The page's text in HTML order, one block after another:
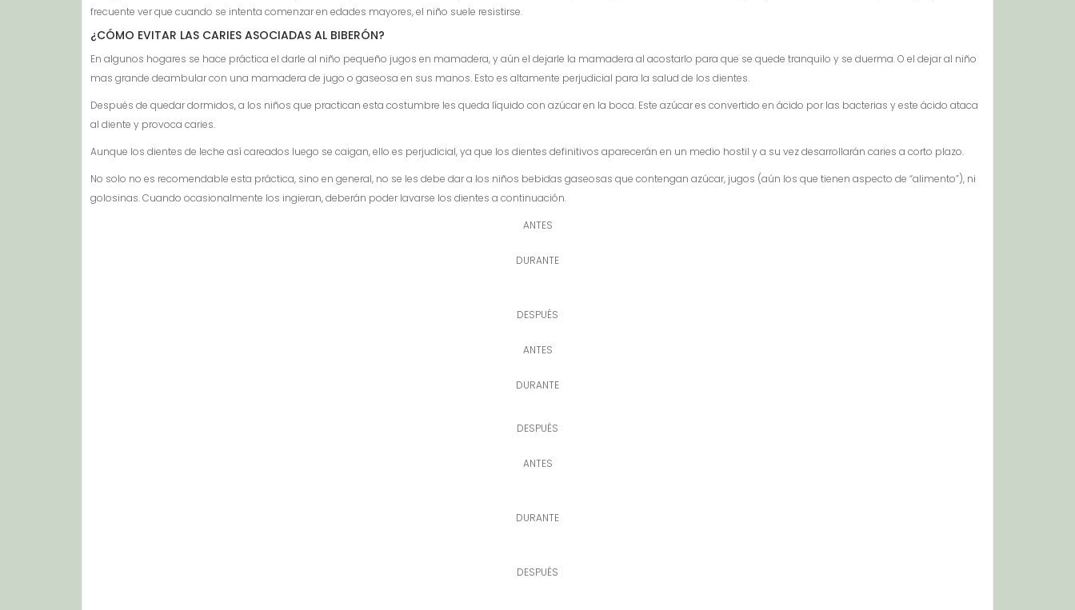
frecuente ver que cuando se intenta comenzar en edades mayores, el niño suele resistirse.
¿CÓMO EVITAR LAS CARIES ASOCIADAS AL BIBERÓN?
En algunos hogares se hace práctica el darle al niño pequeño jugos en mamadera, y aún el dejarle la mamadera al acostarlo para que se quede tranquilo y se duerma. O el dejar al niño
mas grande deambular con una mamadera de jugo o gaseosa en sus manos. Esto es altamente perjudicial para la salud de los dientes.
Después de quedar dormidos, a los niños que practican esta costumbre les queda líquido con azúcar en la boca. Este azúcar es convertido en ácido por las bacterias y este ácido ataca
al diente y provoca caries.
Aunque los dientes de leche así careados luego se caigan, ello es perjudicial, ya que los dientes definitivos aparecerán en un medio hostil y a su vez desarrollarán caries a corto plazo.
No solo no es recomendable esta práctica, sino en general, no se les debe dar a los niños bebidas gaseosas que contengan azúcar, jugos (aún los que tienen aspecto de “alimento”), ni
golosinas. Cuando ocasionalmente los ingieran, deberán poder lavarse los dientes a continuación.
ANTES
DURANTE
DESPUÉS
ANTES
DURANTE
DESPUÉS
ANTES
DURANTE
DESPUÉS